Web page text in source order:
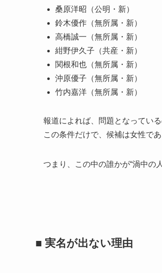
桑原洋昭（公明・新）
鈴木優作（無所属・新）
高橋誠一（無所属・新）
紺野伊久子（共産・新）
関根和也（無所属・新）
沖原優子（無所属・新）
竹内嘉洋（無所属・新）
報道によれば、問題となってい
この条件だけで、候補は女性で
つまり、この中の誰かが“渦中の人
■ 実名が出ない理由